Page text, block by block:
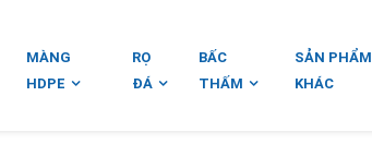
MÀNG
HDPE
RỌ
ĐÁ
BẤC
THẤM
SẢN PHẨM
KHÁC